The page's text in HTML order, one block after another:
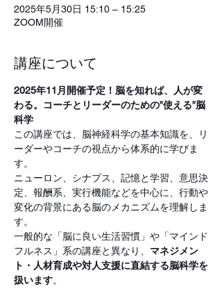
2025年5月30日 15:10 – 15:25
ZOOM開催
講座について
2025年11月開催予定！脳を知れば、人が変
わる。コーチとリーダーのための”使える”脳
科学
この講座では、脳神経科学の基本知識を、リ
ーダーやコーチの視点から体系的に学びま
す。
ニューロン、シナプス、記憶と学習、意思決
定、報酬系、実行機能などを中心に、行動や
変化の背景にある脳のメカニズムを理解しま
す。
一般的な「脳に良い生活習慣」や「マインド
フルネス」系の講座と異なり、 マネジメン
ト・人材育成や対人支援に直結する脳科学を
扱います。